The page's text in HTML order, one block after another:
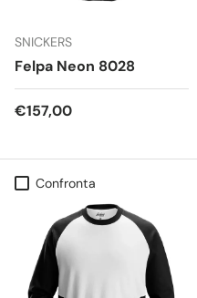
SNICKERS
Felpa Neon 8028
€157,00
Confronta